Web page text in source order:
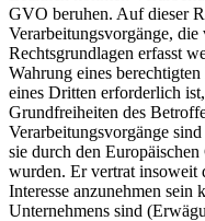
GVO beruhen. Auf dieser
Verarbeitungsvorgänge,
Rechtsgrundlagen erfasst
Wahrung eines
eines Dritten erforderlich
Grundfreiheiten des
Verarbeitungsvorgänge
sie durch den
wurden. Er vertrat insoweit
Interesse anzunehmen sein
Unternehmens sind